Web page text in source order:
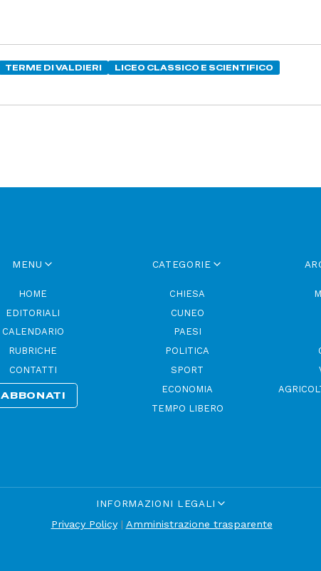
TERME DI VALDIERI
LICEO CLASSICO E SCIENTIFICO
MENU
HOME
EDITORIALI
CALENDARIO
RUBRICHE
CONTATTI
ABBONATI
CATEGORIE
CHIESA
CUNEO
PAESI
POLITICA
SPORT
ECONOMIA
TEMPO LIBERO
INFORMAZIONI LEGALI
Privacy Policy| Amministrazione trasparente